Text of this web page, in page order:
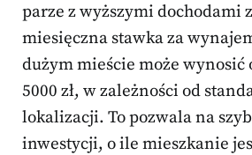
parze z wyższymi dochodami
miesięczna stawka za
dużym mieście może wynosić
5000 zł, w zależności od
lokalizacji. To pozwala na
inwestycji, o ile mieszkanie